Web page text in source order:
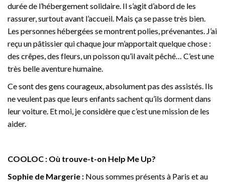
durée de l’hébergement solidaire. Il s’agit d’abord de les
rassurer, surtout avant l’accueil. Mais ça se passe très bien.
Les personnes hébergées se montrent polies, prévenantes. J’ai
reçu un pâtissier qui chaque jour m’apportait quelque chose :
des crêpes, des fleurs, un poisson qu’il avait pêché… C’est une
très belle aventure humaine.
Ce sont des gens courageux, absolument pas des assistés. Ils
ne veulent pas que leurs enfants sachent qu’ils dorment dans
leur voiture. Et moi, je considère que c’est une mission de les
aider.
COOLOC : Où trouve-t-on Help Me Up?
Sophie de Margerie : Nous sommes présents à Paris et au